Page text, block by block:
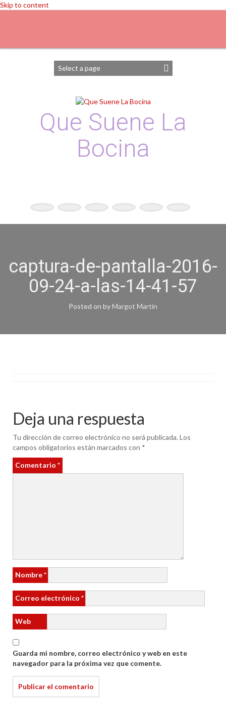
Skip to content
Que Suene La
Bocina
captura-de-pantalla-2016-
09-24-a-las-14-41-57
Posted on byMargot Martín
Deja una respuesta
Tu dirección de correo electrónico no será publicada.Los
campos obligatorios están marcados con *
Comentario *
Nombre*
Correo electrónico *
Web
Guarda mi nombre, correo electrónico y web en este
navegador para la próxima vez que comente.